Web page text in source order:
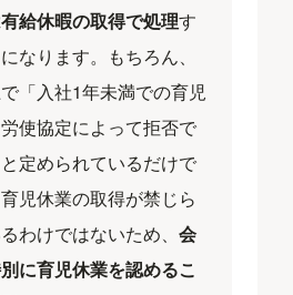
給休暇の取得で処理す
なります。もちろん、
「入社1年未満での育児
使協定によって拒否で
定められているだけで
児休業の取得が禁じら
わけではないため、会
に育児休業を認めるこ